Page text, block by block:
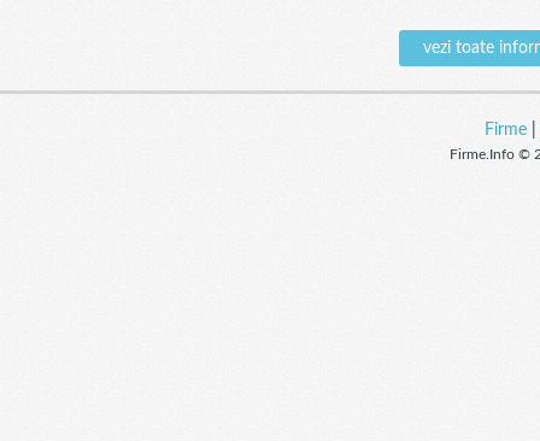
vezi toate
Firme|
Firme.Info ©